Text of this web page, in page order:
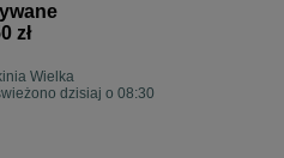
zł
Wielka
dzisiaj o 08:30